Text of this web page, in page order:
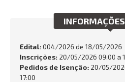
MISSÃO, VISÃO E VALORES
Busca:
Edital: 004/2026 de 18/05/2026
Inscrições: 20/05/2026 09:00 a
Pedidos de Isenção: 20/05/
17:00